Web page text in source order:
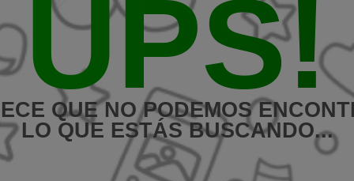
UPS!
QUE NO PODEMOS
LO QUE ESTÁS BUSCANDO...